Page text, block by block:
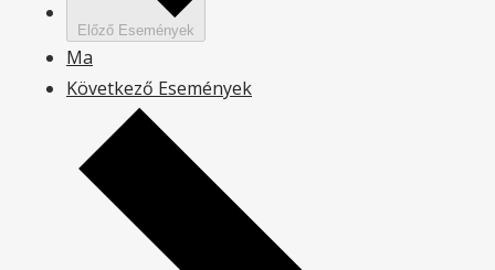
Előző Események
Ma
Következő Események